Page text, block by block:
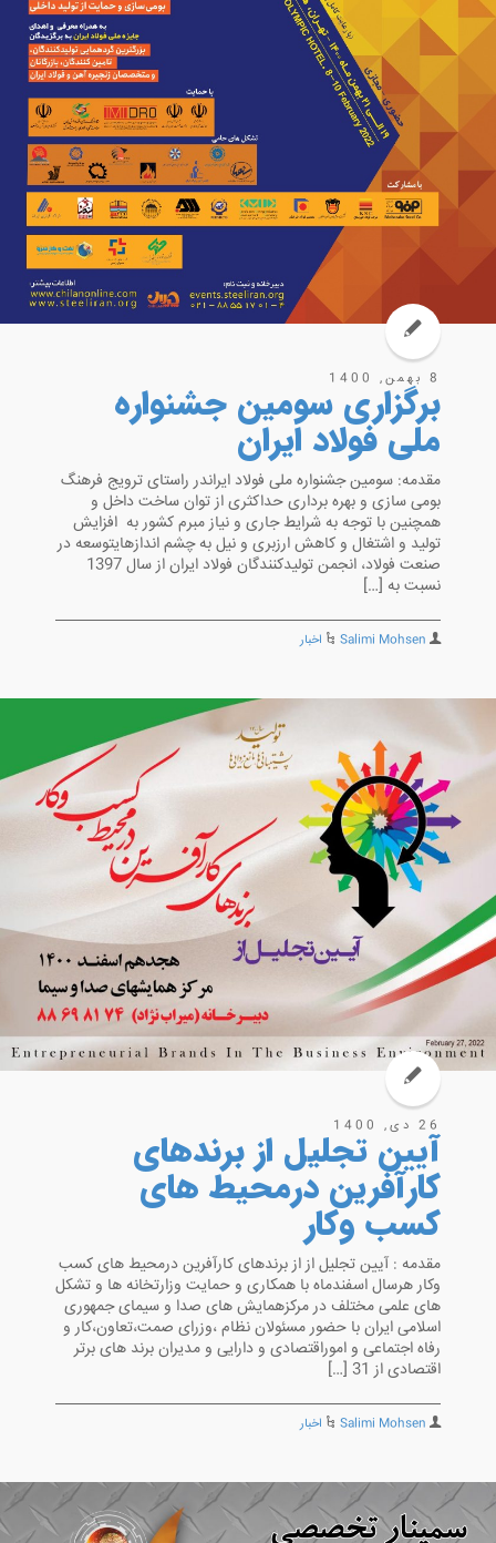
8 بهمن, 1400
برگزاری سومین جشنواره
ملی فولاد ایران
مقدمه: سومین جشنواره ملی فولاد ایراندر راستای ترویج فرهنگ
بومی سازی و بهره برداری حداکثری از توان ساخت داخل و
همچنین با توجه به شرایط جاری و نیاز مبرم کشور به افزایش
تولید و اشتغال و کاهش ارزبری و نیل به چشم اندازهایتوسعه در
صنعت فولاد، انجمن تولیدکنندگان فولاد ایران از سال 1397
نسبت به […]
Salimi Mohsen اخبار
26 دی, 1400
آیین تجلیل از برندهای
کارآفرین درمحیط های
کسب وکار
مقدمه : آیین تجلیل از از برندهای کارآفرین درمحیط های کسب
وکار هرسال اسفندماه با همکاری و حمایت وزارتخانه ها و تشکل
های علمی مختلف در مرکزهمایش های صدا و سیمای جمهوری
اسلامی ایران با حضور مسئولان نظام ،وزرای صمت،تعاون،کار و
رفاه اجتماعی و اموراقتصادی و دارایی و مدیران برند های برتر
اقتصادی از 31 […]
Salimi Mohsen اخبار